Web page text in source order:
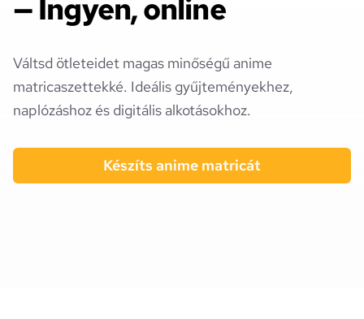
— Ingyen, online
Váltsd ötleteidet magas minőségű anime
matricaszettekké. Ideális gyűjteményekhez,
naplózáshoz és digitális alkotásokhoz.
Készíts anime matricát